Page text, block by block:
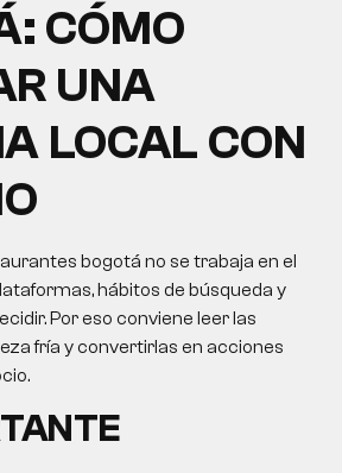
CÓMO
UNA
LOCAL CON
bogotá no se trabaja en el
hábitos de búsqueda y
Por eso conviene leer las
fría y convertirlas en acciones